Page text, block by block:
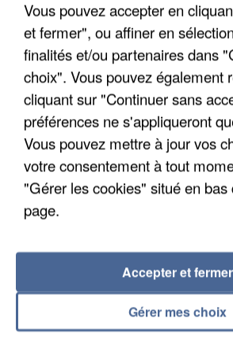
APRÈS TOUTES CES
DE FAUNE SAUVAGE SONT...
Vous pouvez accepter en
et fermer", ou affiner en
finalités et/ou partenaires dans
choix". Vous pouvez également
cliquant sur "Continuer sans
préférences ne s'appliqueront
Vous pouvez mettre à jour vos
votre consentement à tout
"Gérer les cookies" situé en bas
page.
Gérer mes choix
Accepter et fermer